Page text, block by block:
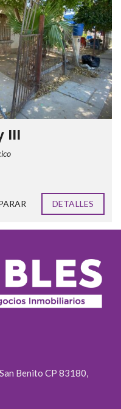
III
DETALLES
Benito CP 83180,